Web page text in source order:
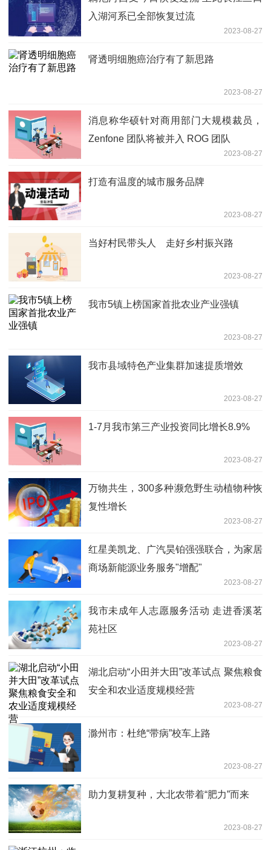
入湖河系已全部恢复过流
2023-08-27
肾透明细胞癌治疗有了新思路
2023-08-27
消息称华硕针对商用部门大规模裁员，
Zenfone 团队将被并入 ROG 团队
2023-08-27
打造有温度的城市服务品牌
2023-08-27
当好村民带头人 走好乡村振兴路
2023-08-27
我市5镇上榜国家首批农业产业强镇
2023-08-27
我市县域特色产业集群加速提质增效
2023-08-27
1-7月我市第三产业投资同比增长8.9%
2023-08-27
万物共生，300多种濒危野生动植物种恢
复性增长
2023-08-27
红星美凯龙、广汽昊铂强强联合，为家居
商场新能源业务服务"增配"
2023-08-27
我市未成年人志愿服务活动 走进香溪茗
苑社区
2023-08-27
湖北启动“小田并大田”改革试点 聚焦粮食
安全和农业适度规模经营
2023-08-27
滁州市：杜绝“带病”校车上路
2023-08-27
助力复耕复种，大北农带着“肥力”而来
2023-08-27